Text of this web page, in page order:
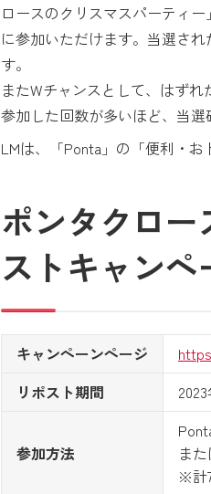
ロースのクリスマスパーティ
に参加いただけます。当選さ
す。
またWチャンスとして、はず
参加した回数が多いほど、当選
LMは、「Ponta」の「便利・
ポンタクロ
ストキャン
キャンペーンページ
リポスト期間
参加方法
ま
※計